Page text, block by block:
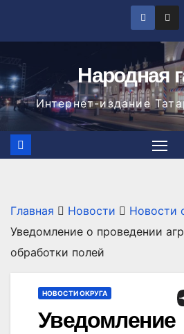
Народная
Интернет-издание
Главная Новости
Новости
Уведомление о проведении
обработки полей
НОВОСТИ ОКРУГА
Уведомление